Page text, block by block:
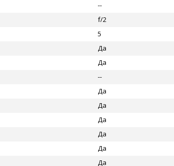
--
f/2
5
Да
Да
--
Да
Да
Да
Да
Да
Да